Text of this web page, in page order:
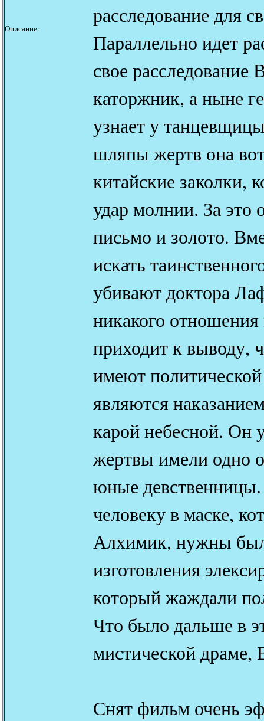
Описание:
расследование для
Параллельно идет
свое
каторжник, а ныне
узнает у
шляпы жертв она
китайские заколки,
удар молнии. За это
письмо и золото.
искать
убивают доктора
никакого
приходит к выводу,
имеют
являются
карой небесной. Он
жертвы имели одно
юные
человеку в маске,
Алхимик, нужны
изготовления
который жаждали
Что было дальше в
мистической драме,
Снят фильм очень